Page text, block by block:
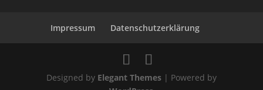
Impressum Datenschutzerklärung
Designed by Elegant Themes| Powered by